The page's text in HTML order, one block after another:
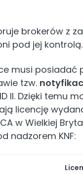
brokerów z
pod jej kontrolą.
musi posiadać
tzw.
II. Dzięki temu
licencję
w Wielkiej
nadzorem KNF: